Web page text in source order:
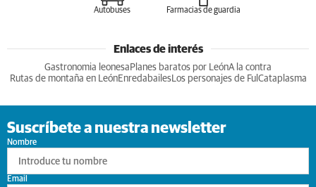
Autobuses Farmacias de guardia
Enlaces de interés
Gastronomia leonesa Planes baratos por LeónA la contra
Rutas de montaña en LeónEnredabailesLos personajes de Ful Cataplasma
Suscríbete a nuestra newsletter
Nombre
Email